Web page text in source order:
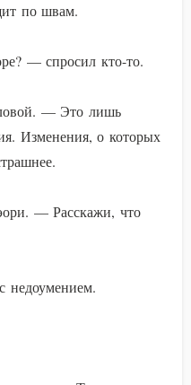
по швам.
— спросил кто-то.
— Это лишь
Изменения, о которых
— Расскажи, что
недоумением.